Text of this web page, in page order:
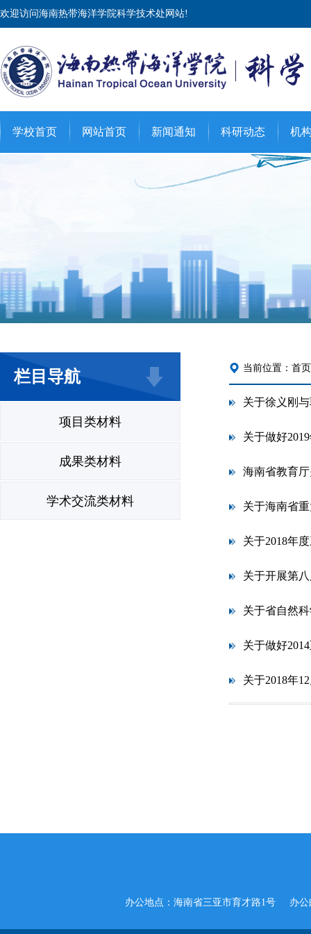
欢迎访问海南热带海洋学院科学技术处网站!
学校首页 网站首页 新闻通知 科研动态 机
栏目导航
项目类材料
成果类材料
学术交流类材料
当前位置： 首页
关于做好
关于海南省
关于2018年
关于开展第
关于省自然
关于做好
关于2018年
办公地点：海南省三亚市育才路1号 办公